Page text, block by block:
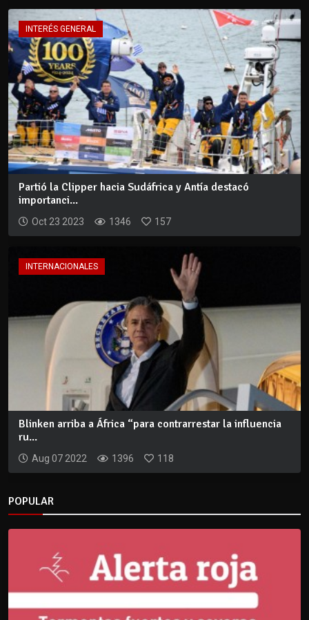
INTERÉS GENERAL
Partió la Clipper hacia Sudáfrica y Antía destacó
importanci...
Oct 23 2023 1346 157
INTERNACIONALES
Blinken arriba a África “para contrarrestar la influencia
ru...
Aug 07 2022 1396 118
POPULAR